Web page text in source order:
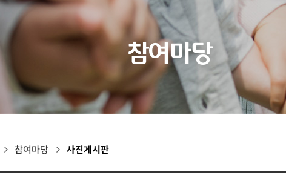
참여마당
참여마당 사진게시판